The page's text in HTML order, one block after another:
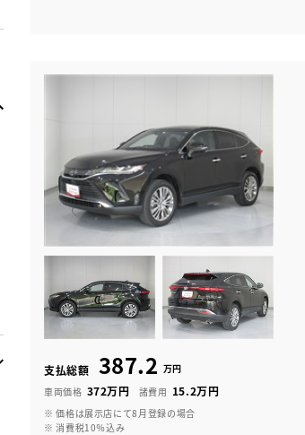
支払総額 387.2 万円
車両価格 372万円 諸費用 15.2万円
※ 価格は展示店にて8月登録の場合
※ 消費税10％込み